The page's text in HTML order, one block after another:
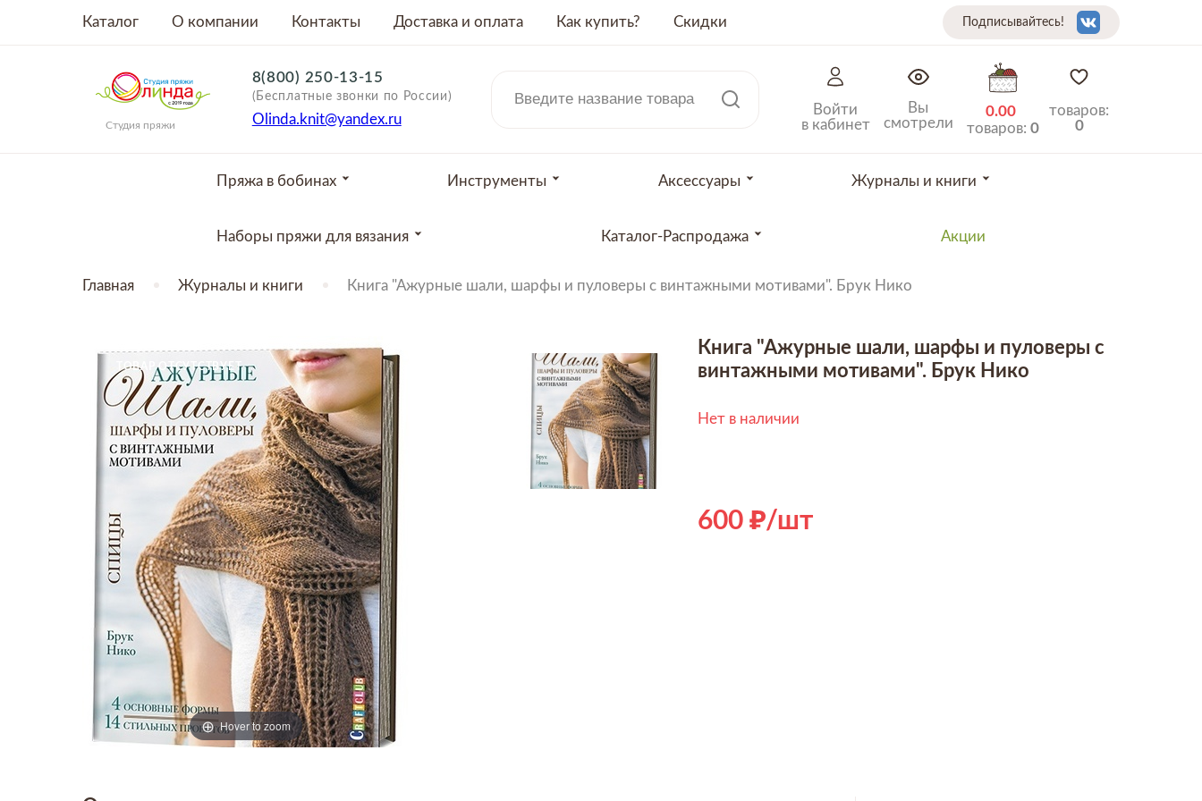
Каталог О компании Контакты Доставка и оплата Как купить? Скидки Подписывайтесь!
Студия пряжи
8(800) 250-13-15
(Бесплатные звонки по России)
Olinda.knit@yandex.ru
Войти
в кабинет
Вы
смотрели
0.00
товаров: 0
товаров:
0
Пряжа в бобинах Инструменты Аксессуары Журналы и книги
Наборы пряжи для вязания Каталог-Распродажа Акции
Главная Журналы и книги Книга "Ажурные шали, шарфы и пуловеры с винтажными мотивами". Брук Нико
ТОВАР ОТСУТСТВУЕТ
Hover to zoom
Книга "Ажурные шали, шарфы и пуловеры с
винтажными мотивами". Брук Нико
Нет в наличии
600 /шт